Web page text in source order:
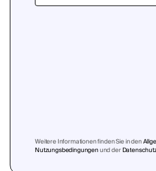
Weitere Informationen finden Sie in den
Nutzungsbedingungenund der